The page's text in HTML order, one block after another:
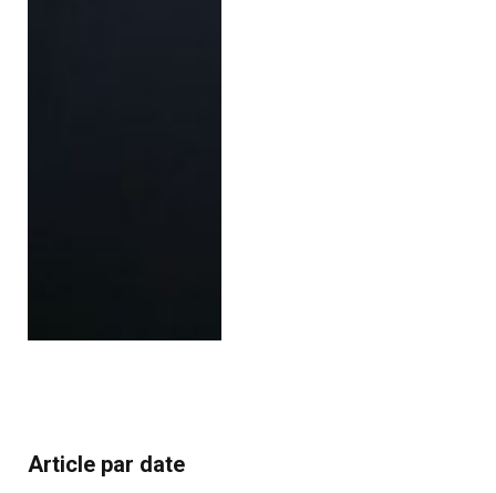
Article par date